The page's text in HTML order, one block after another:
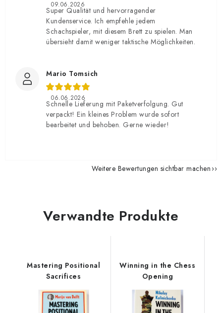
09.06.2026
Super Qualität und hervorragender
Kundenservice. Ich empfehle jedem
Schachspieler, mit diesem Brett zu spielen. Man
übersieht damit weniger taktische Möglichkeiten.
Mario Tomsich
06.06.2026
Schnelle Lieferung mit Paketverfolgung. Gut
verpackt! Ein kleines Problem wurde sofort
bearbeitet und behoben. Gerne wieder!
Weitere Bewertungen sichtbar machen
Verwandte Produkte
Mastering Positional
Sacrifices
Winning in the Chess
Opening